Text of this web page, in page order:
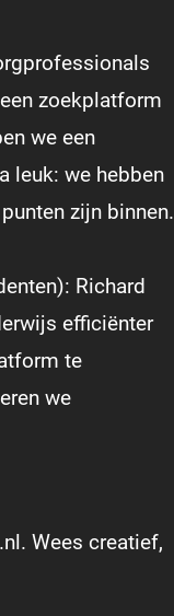
zoekplatform
we een
leuk: we hebben
zijn binnen.
Richard
efficiënter
te
we
. Wees creatief,